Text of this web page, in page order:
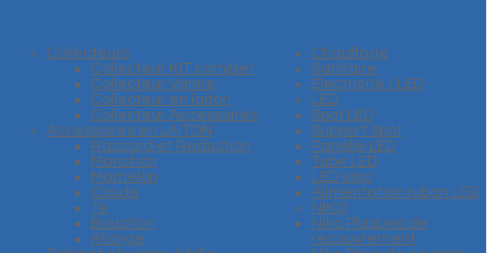
Collecteurs
Collecteur KIT complet
Collecteur Vanne
Collecteur en laiton
Collecteur Accessoires
Accessoires en LAITON
Raccord et Reduction
Manchon
Mamelon
Coude
Te
Bouchon
Allonge
Chauffage
Sanitaire
Electricité / LED
LED
Spot LED
Support Spot
Panelle LED
Tube LED
LED strip
Alimentation ruban LED
NIKO
Niko Plaques de
recouvrement